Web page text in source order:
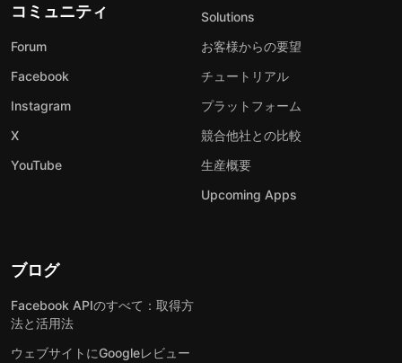
コミュニティ
Forum
Facebook
Instagram
X
YouTube
Solutions
お客様からの要望
チュートリアル
プラットフォーム
競合他社との比較
生産概要
Upcoming Apps
ブログ
Facebook APIのすべて：取得方
法と活用法
ウェブサイトにGoogleレビュー